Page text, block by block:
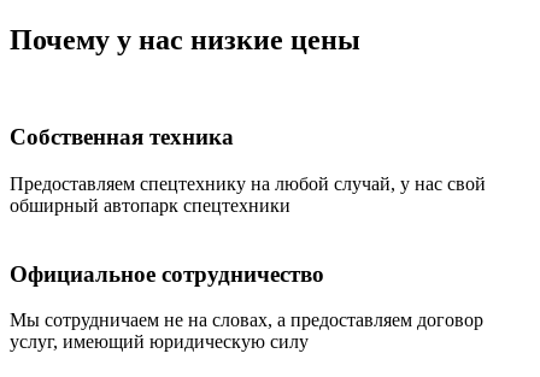
Почему у нас низкие цены
Собственная техника
Предоставляем спецтехнику на любой случай, у нас свой
обширный автопарк спецтехники
Официальное сотрудничество
Мы сотрудничаем не на словах, а предоставляем договор
услуг, имеющий юридическую силу